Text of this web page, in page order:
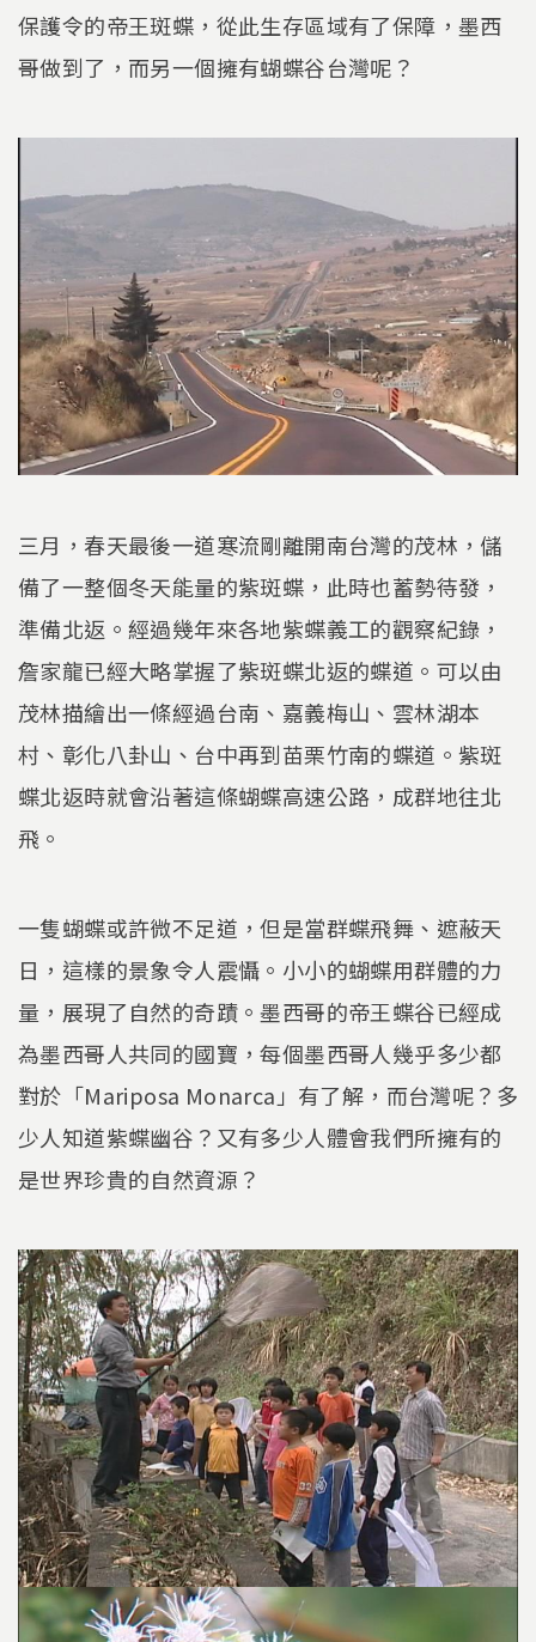
保護令的帝王斑蝶，從此生存區域有了保障，墨西
哥做到了，而另一個擁有蝴蝶谷台灣呢？
三月，春天最後一道寒流剛離開南台灣的茂林，儲
備了一整個冬天能量的紫斑蝶，此時也蓄勢待發，
準備北返。經過幾年來各地紫蝶義工的觀察紀錄，
詹家龍已經大略掌握了紫斑蝶北返的蝶道。可以由
茂林描繪出一條經過台南、嘉義梅山、雲林湖本
村、彰化八卦山、台中再到苗栗竹南的蝶道。紫斑
蝶北返時就會沿著這條蝴蝶高速公路，成群地往北
飛。
一隻蝴蝶或許微不足道，但是當群蝶飛舞、遮蔽天
日，這樣的景象令人震懾。小小的蝴蝶用群體的力
量，展現了自然的奇蹟。墨西哥的帝王蝶谷已經成
為墨西哥人共同的國寶，每個墨西哥人幾乎多少都
對於「Mariposa Monarca」有了解，而台灣呢？多
少人知道紫蝶幽谷？又有多少人體會我們所擁有的
是世界珍貴的自然資源？